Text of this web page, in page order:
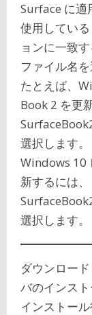
Surface に適
使用してい
ョンに一致
ファイル名を
たとえば、
Book 2 を更
選択します。
Windows 10
新するには、
選択します。
ダウンロー
バのインスト
インストー